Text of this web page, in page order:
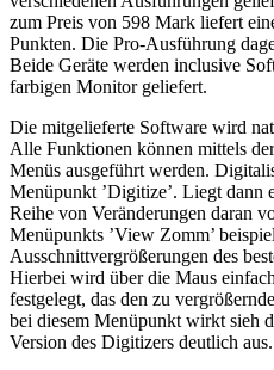
zum Preis von 598 Mark liefert
Punkten. Die Pro-Ausführung
Beide Geräte werden inclusive
farbigen Monitor geliefert.
Die mitgelieferte Software wird
Alle Funktionen können mittels
Menüs ausgeführt werden.
Menüpunkt ’Digitize’. Liegt dann
Reihe von Veränderungen daran
Menüpunkts ’View Zomm’
Ausschnittvergrößerungen des
Hierbei wird über die Maus
festgelegt, das den zu
bei diesem Menüpunkt wirkt sieh
Version des Digitizers deutlich aus.